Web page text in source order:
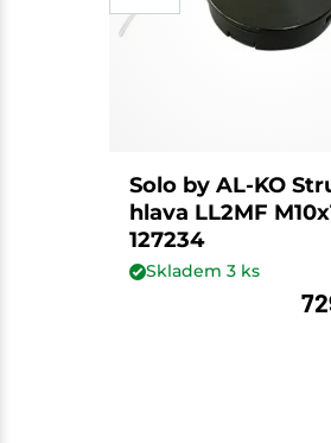
Solo by AL-KO
hlava LL2MF
127234
Skladem3 ks